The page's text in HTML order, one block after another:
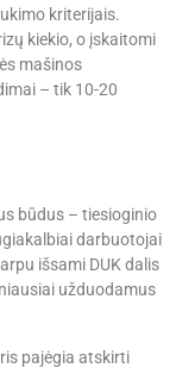
kriterijais.
kiekio, o įskaitomi
mašinos
– tik 10-20
būdus – tiesioginio
darbuotojai
išsami DUK dalis
užduodamus
pajėgia atskirti